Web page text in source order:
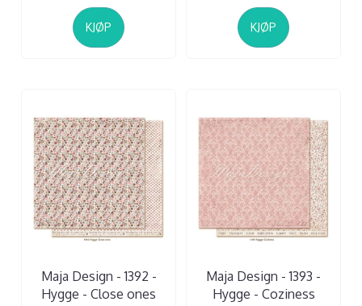
KJØP KJØP
Maja Design - 1392 -
Hygge - Close ones
Maja Design - 1393 -
Hygge - Coziness